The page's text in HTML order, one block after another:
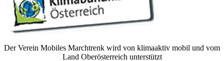
Der Verein Mobiles Marchtrenk wird von klimaaktiv mobil und vom
Land Oberösterreich unterstützt